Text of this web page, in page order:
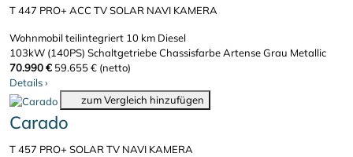
T 447 PRO+ ACC TV SOLAR NAVI KAMERA
Wohnmobil teilintegriert 10 km Diesel
103kW (140PS) SchaltgetriebeChassisfarbe Artense Grau Metallic
70.990 € 59.655 € (netto)
Details›
zum Vergleich hinzufügen
Carado
T 457 PRO+ SOLAR TV NAVI KAMERA